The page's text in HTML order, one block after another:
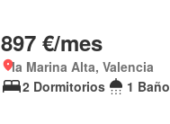
897 €/mes
la Marina Alta, Valencia
2 Dormitorios
1 Baño